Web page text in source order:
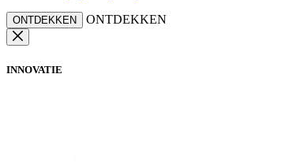
ONTDEKKEN ONTDEKKEN
INNOVATIE